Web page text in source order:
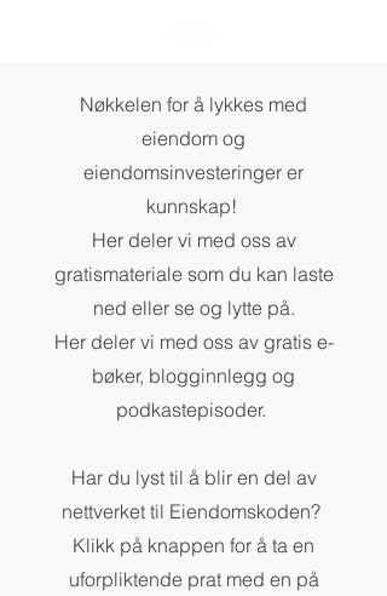
Nøkkelen for å lykkes med
eiendom og
eiendomsinvesteringer er
kunnskap!
Her deler vi med oss av
gratismateriale som du kan laste
ned eller se og lytte på.
Her deler vi med oss av gratis e-
bøker, blogginnlegg og
podkastepisoder.
Har du lyst til å blir en del av
nettverket til Eiendomskoden?
Klikk på knappen for å ta en
uforpliktende prat med en på